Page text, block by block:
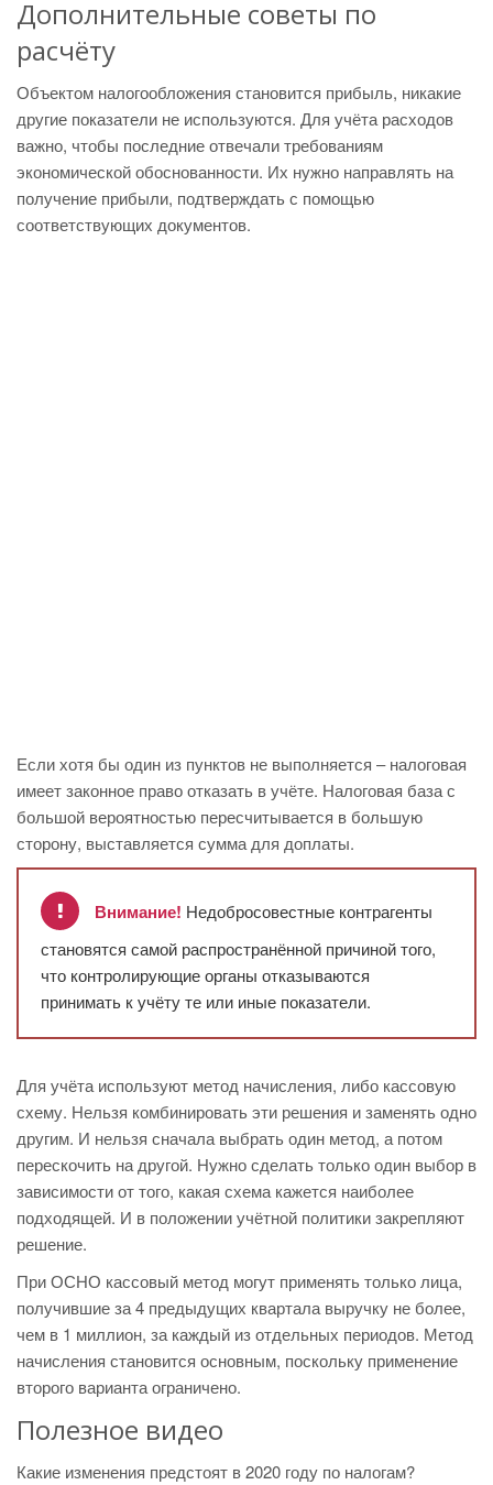
Дополнительные советы по
расчёту
Объектом налогообложения становится прибыль, никакие
другие показатели не используются. Для учёта расходов
важно, чтобы последние отвечали требованиям
экономической обоснованности. Их нужно направлять на
получение прибыли, подтверждать с помощью
соответствующих документов.
Если хотя бы один из пунктов не выполняется – налоговая
имеет законное право отказать в учёте. Налоговая база с
большой вероятностью пересчитывается в большую
сторону, выставляется сумма для доплаты.
Внимание! Недобросовестные контрагенты
становятся самой распространённой причиной того,
что контролирующие органы отказываются
принимать к учёту те или иные показатели.
Для учёта используют метод начисления, либо кассовую
схему. Нельзя комбинировать эти решения и заменять одно
другим. И нельзя сначала выбрать один метод, а потом
перескочить на другой. Нужно сделать только один выбор в
зависимости от того, какая схема кажется наиболее
подходящей. И в положении учётной политики закрепляют
решение.
При ОСНО кассовый метод могут применять только лица,
получившие за 4 предыдущих квартала выручку не более,
чем в 1 миллион, за каждый из отдельных периодов. Метод
начисления становится основным, поскольку применение
второго варианта ограничено.
Полезное видео
Какие изменения предстоят в 2020 году по налогам?